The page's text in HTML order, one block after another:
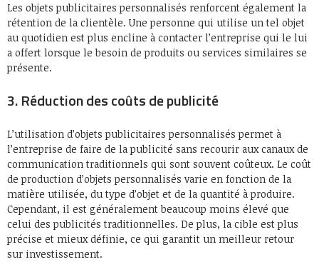
Les objets publicitaires personnalisés renforcent également la
rétention de la clientèle. Une personne qui utilise un tel objet
au quotidien est plus encline à contacter l’entreprise qui le lui
a offert lorsque le besoin de produits ou services similaires se
présente.
3. Réduction des coûts de publicité
L’utilisation d’objets publicitaires personnalisés permet à
l’entreprise de faire de la publicité sans recourir aux canaux de
communication traditionnels qui sont souvent coûteux. Le coût
de production d’objets personnalisés varie en fonction de la
matière utilisée, du type d’objet et de la quantité à produire.
Cependant, il est généralement beaucoup moins élevé que
celui des publicités traditionnelles. De plus, la cible est plus
précise et mieux définie, ce qui garantit un meilleur retour
sur investissement.